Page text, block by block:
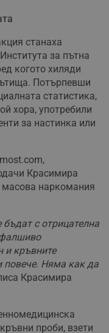
станаха
за пътна
когото хиляди
Потърпевши
статистика,
хора, употребили
за настинка или
Красимира
масова наркомания
с отрицателна
и кръвните
повече. Няма как да
Красимира
проби, взети